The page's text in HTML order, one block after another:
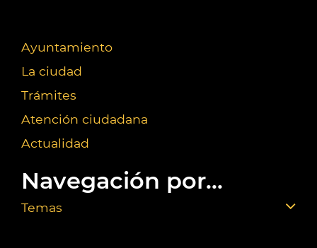
Ayuntamiento
La ciudad
Trámites
Atención ciudadana
Actualidad
Navegación por...
Temas